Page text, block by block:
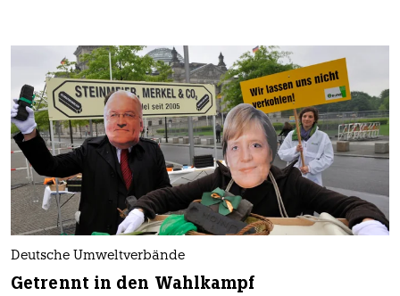
Deutsche Umweltverbände
Getrennt in den Wahlkampf